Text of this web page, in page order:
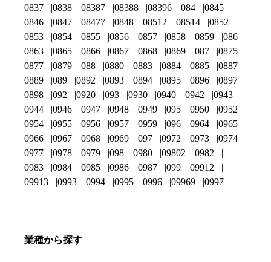
0837
0838 08387 08388 08396 084
0845
0846
0847 08477 0848 08512 08514
0852
0853
0854 0855 0856 0857 0858 0859
086
0863
0865 0866 0867 0868 0869 087
0875
0877
0879 088 0880 0883 0884 0885
0887
0889
089 0892 0893 0894 0895 0896
0897
0898
092 0920 093 0930 0940 0942
0943
0944
0946 0947 0948 0949 095 0950
0952
0954
0955 0956 0957 0959 096 0964
0965
0966
0967 0968 0969 097 0972 0973
0974
0977
0978 0979 098 0980 09802
0982
0983
0984 0985 0986 0987 099
09912
09913
0993 0994 0995 0996 09969 0997
業種から探す